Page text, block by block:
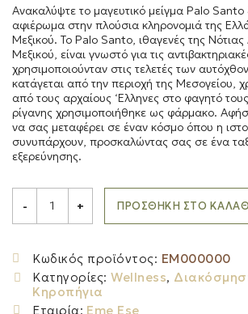
Ανακαλύψτε το μαγευτικό μείγμα Palo Santo
αφιέρωμα στην πλούσια κληρονομιά της
Μεξικού. Το Palo Santo, ιθαγενές της Νότιας
Μεξικού, είναι γνωστό για τις
χρησιμοποιούνταν στις τελετές των
κατάγεται από την περιοχή της Μεσογείου,
από τους αρχαίους ‘Ελληνες στο φαγητό
ρίγανης χρησιμοποιήθηκε ως φάρμακο.
να σας μεταφέρει σε έναν κόσμο όπου η
συνυπάρχουν, προσκαλώντας σας σε ένα
εξερεύνησης.
EME
ESE
Santo
&
Oregano,
375ml
quantity
- + ΠΡΟΣΘΉΚΗ ΣΤΟ
Κωδικός προϊόντος: EM000000
Κατηγορίες: Wellness,
Κηροπήγια
Εταιρία: Eme Ese